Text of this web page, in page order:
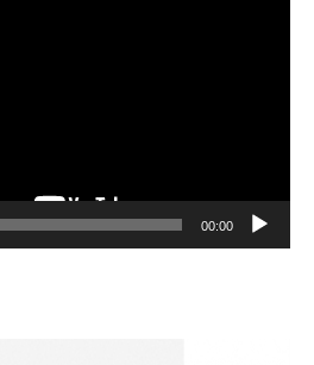
00:00